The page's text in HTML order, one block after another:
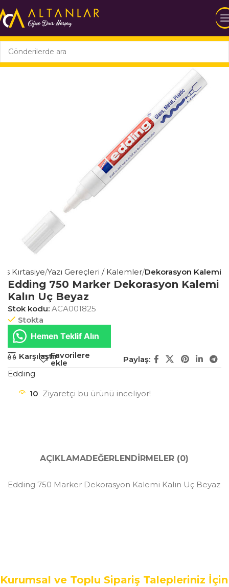
Kırtasiye Yazı Gereçleri / Kalemler Dekorasyon Kalemi
Edding 750 Marker Dekorasyon Kalemi
Kalın Uç Beyaz
Stok kodu: ACA001825
Stokta
Hemen Teklif Alın
KarşılaştırFavorilere
ekle
Paylaş:
Edding
10 Ziyaretçi bu ürünü inceliyor!
AÇIKLAMADEĞERLENDIRMELER (0)
Edding 750 Marker Dekorasyon Kalemi Kalın Uç Beyaz
Kurumsal ve Toplu Sipariş Talepleriniz İçin